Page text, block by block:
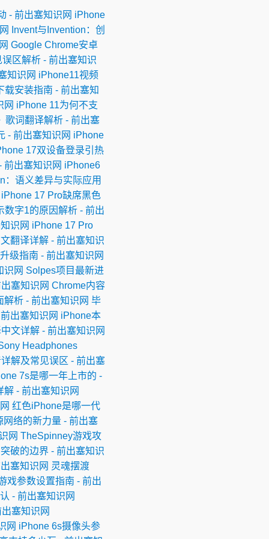
- 前出塞知识网 iPhone
Invent与Invention：创
Google Chrome安卓
区解析 - 前出塞知识
知识网 iPhone11视频
载安装指南 - 前出塞知
网 iPhone 11为何不支
歌词翻译解析 - 前出塞
- 前出塞知识网 iPhone
17双设备登录引热
前出塞知识网 iPhone6
：语义差异与实际应用
iPhone 17 Pro缺席黑色
数字1的原因解析 - 前出
识网 iPhone 17 Pro
翻译详解 - 前出塞知识
级指南 - 前出塞知识网
识网 Solpes项目最新进
塞知识网 Chrome内容
析 - 前出塞知识网 毕
出塞知识网 iPhone本
文详解 - 前出塞知识网
Headphones
解及常见误区 - 前出塞
7s是哪一年上市的 -
- 前出塞知识网
红色iPhone是哪一代
络的新力量 - 前出塞
网 TheSpinney游戏攻
破的边界 - 前出塞知识
塞知识网 灵魂摆渡
戏参数设置指南 - 前出
- 前出塞知识网
塞知识网
网 iPhone 6s摄像头参